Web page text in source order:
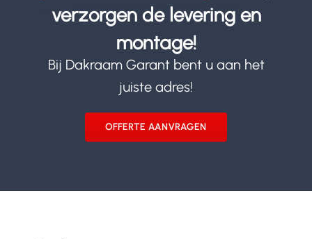
verzorgen de levering en
montage!
Bij Dakraam Garant bent u aan het
juiste adres!
OFFERTE AANVRAGEN